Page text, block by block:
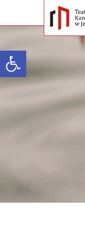
Open toolbar